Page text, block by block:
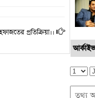
প্রতিক্রিয়া।।